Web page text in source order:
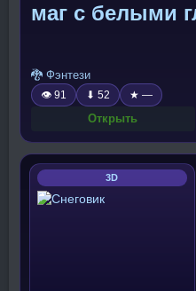
маг с белыми
🐉 Фэнтези
👁 91 ⬇ 52 ★ —
Открыть
3D